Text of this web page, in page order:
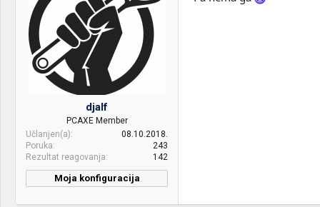
djalf
PCAXE Member
Učlanjen(a)
08.10.2018.
Poruka
243
Rezultat reagovanja
142
Moja konfiguracija